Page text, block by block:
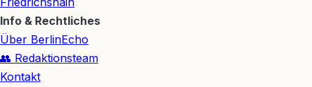
Info & Rechtliches
Über BerlinEcho
👥 Redaktionsteam
Kontakt